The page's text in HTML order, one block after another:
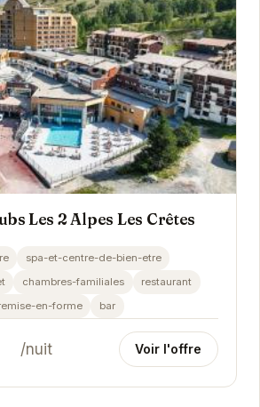
Les 2 Alpes Les Crêtes
spa-et-centre-de-bien-etre
chambres-familiales
restaurant
en-forme bar
/nuit Voir l'offre